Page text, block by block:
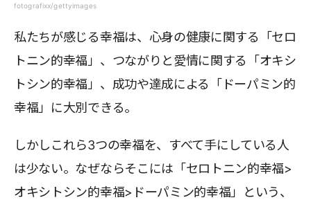
fotografixx/gettyimages
私たちが感じる幸福は、心身の健康に関する「セロ
トニン的幸福」、つながりと愛情に関する「オキシ
トシン的幸福」、成功や達成による「ドーパミン的
幸福」に大別できる。
しかしこれら3つの幸福を、すべて手にしている人
は少ない。なぜならそこには「セロトニン的幸福>
オキシトシン的幸福>ドーパミン的幸福」という、